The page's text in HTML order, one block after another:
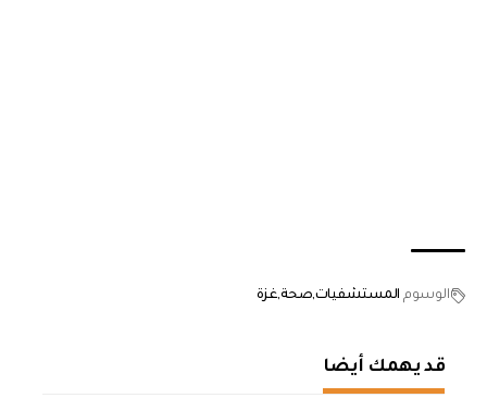
الوسوم المستشفياتصحةغزة
قد يهمك أيضا